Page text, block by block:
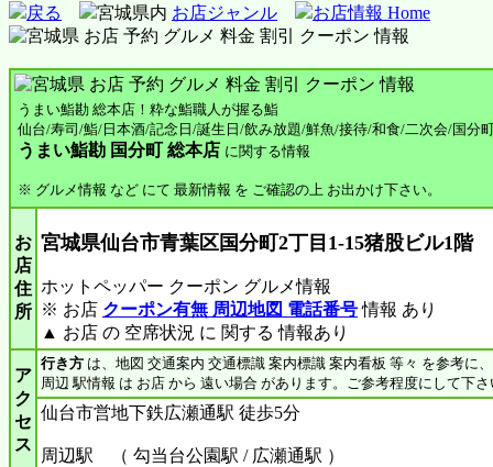
戻る 宮城県内 お店ジャンル お店情報 Home
うまい鮨勘 総本店！粋な鮨職人が握る鮨
仙台/寿司/鮨/日本酒/記念日/誕生日/飲み放題/鮮魚/接待/和食/二次会/国分
うまい鮨勘 国分町 総本店 に関する情報
※ グルメ情報 など にて 最新情報 を ご確認の上 お出かけ下さい。
お
店
住
所
宮城県仙台市青葉区国分町2丁目1-15猪股ビル1階
ホットペッパー クーポン グルメ情報
※ お店 クーポン有無 周辺地図 電話番号情報 あり
▲ お店 の 空席状況 に 関する 情報あり
ア
ク
セ
ス
行き方 は、地図 交通案内 交通標識 案内標識 案内看板 等々 を参考に
周辺 駅情報 は お店 から 遠い場合 があります。ご参考程度にして下
仙台市営地下鉄広瀬通駅 徒歩5分
周辺駅 （ 勾当台公園駅 / 広瀬通駅 ）